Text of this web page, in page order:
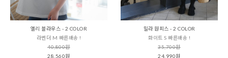
엘리 블라우스 - 2 COLOR
라벤더 M 빠른배송 !
40,800원
28,560원
밀라 원피스 - 2 COLOR
화이트 S 빠른배송 !
35,700원
24,990원